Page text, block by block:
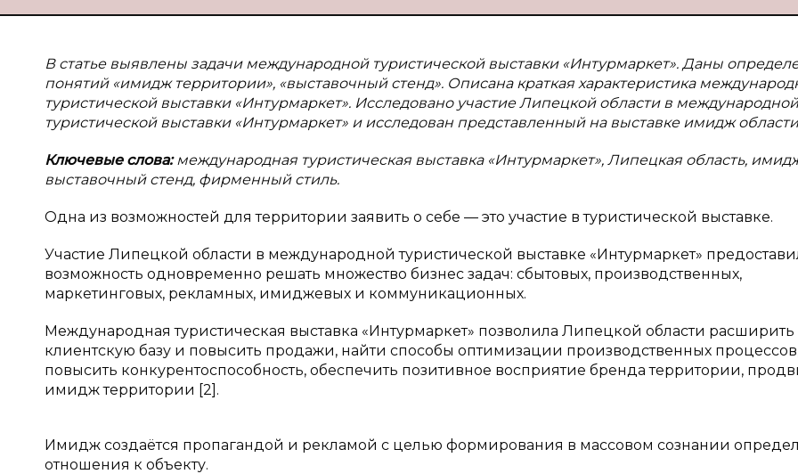
В статье выявлены задачи международной туристической выставки «Интурмаркет». Даны
понятий «имидж территории», «выставочный стенд». Описана краткая характеристика
туристической выставки «Интурмаркет». Исследовано участие Липецкой области в международной
туристической выставки «Интурмаркет» и исследован представленный на выставке имидж
Ключевые слова:международная туристическая выставка «Интурмаркет», Липецкая область,
выставочный стенд, фирменный стиль.
Одна из возможностей для территории заявить о себе — это участие в туристической выставке.
Участие Липецкой области в международной туристической выставке «Интурмаркет»
возможность одновременно решать множество бизнес задач: сбытовых, производственных,
маркетинговых, рекламных, имиджевых и коммуникационных.
Международная туристическая выставка «Интурмаркет» позволила Липецкой области расширить
клиентскую базу и повысить продажи, найти способы оптимизации производственных
повысить конкурентоспособность, обеспечить позитивное восприятие бренда территории,
имидж территории [2].
Имидж создаётся пропагандой и рекламой с целью формирования в массовом сознании
отношения к объекту.